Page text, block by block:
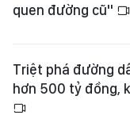
quen đường cũ"
Triệt phá đường
hơn 500 tỷ đồng,